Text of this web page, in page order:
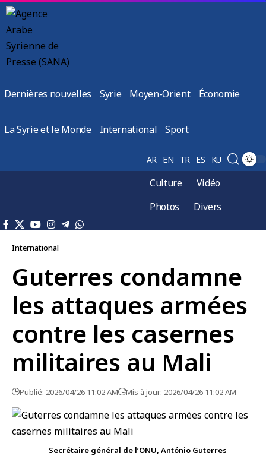
Dernières nouvelles Syrie Moyen-Orient Économie
La Syrie et le Monde International Sport
AR EN TR ES KU
Culture
Vidéo
Photos
Divers
International
Guterres condamne
les attaques armées
contre les casernes
militaires au Mali
Publié: 2026/04/26 11:02 AM Mis à jour: 2026/04/26 11:02 AM
Secrétaire général de l’ONU, António Guterres